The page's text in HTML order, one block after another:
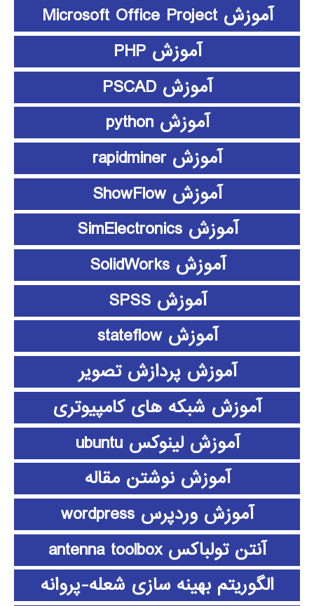
آموزش Microsoft Office Project
آموزش PHP
آموزش PSCAD
آموزش python
آموزش rapidminer
آموزش ShowFlow
آموزش SimElectronics
آموزش SolidWorks
آموزش SPSS
آموزش stateflow
آموزش پردازش تصویر
آموزش شبکه های کامپیوتری
آموزش لینوکس ubuntu
آموزش نوشتن مقاله
آموزش وردپرس wordpress
آنتن تولباکس antenna toolbox
الگوریتم بهینه سازی شعله-پروانه